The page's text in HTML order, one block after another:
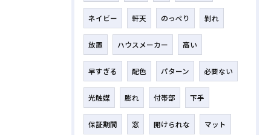
ネイビー 軒天 のっぺり 剝れ
放置 ハウスメーカー 高い
早すぎる 配色 パターン 必要ない
光触媒 膨れ 付帯部 下手
保証期間 窓 開けられな マット